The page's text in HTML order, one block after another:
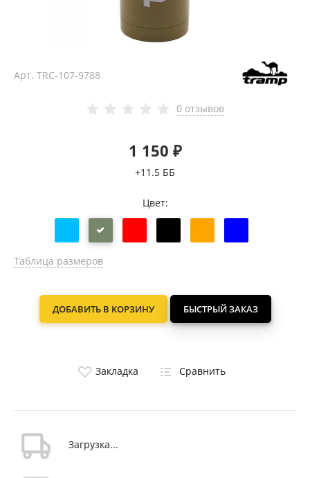
Арт. TRC-107-9788
0 отзывов
1 150 ₽
+11.5 ББ
Цвет:
Таблица размеров
ДОБАВИТЬ В КОРЗИНУ БЫСТРЫЙ ЗАКАЗ
Закладка Сравнить
Загрузка...